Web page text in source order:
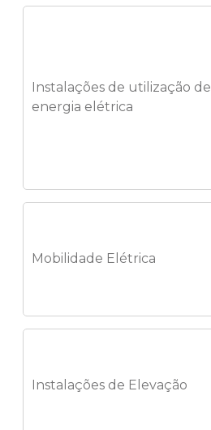
Instalações de utilização de
energia elétrica
Mobilidade Elétrica
Instalações de Elevação